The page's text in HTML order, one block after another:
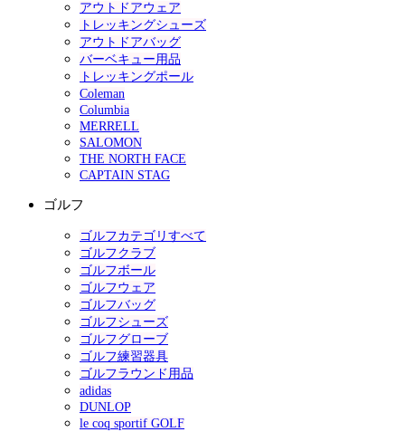
アウトドアウェア
トレッキングシューズ
アウトドアバッグ
バーベキュー用品
トレッキングポール
Coleman
Columbia
MERRELL
SALOMON
THE NORTH FACE
CAPTAIN STAG
ゴルフ
ゴルフカテゴリすべて
ゴルフクラブ
ゴルフボール
ゴルフウェア
ゴルフバッグ
ゴルフシューズ
ゴルフグローブ
ゴルフ練習器具
ゴルフラウンド用品
adidas
DUNLOP
le coq sportif GOLF